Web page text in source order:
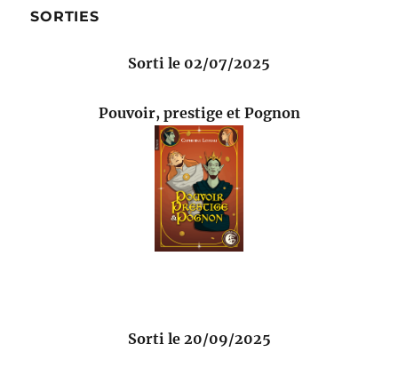
SORTIES
Sorti le 02/07/2025
Pouvoir, prestige et Pognon
Sorti le 20/09/2025